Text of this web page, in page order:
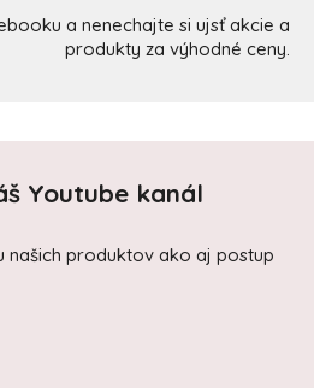
a nenechajte si ujsť akcie a
produkty za výhodné ceny.
Youtube kanál
našich produktov ako aj postup